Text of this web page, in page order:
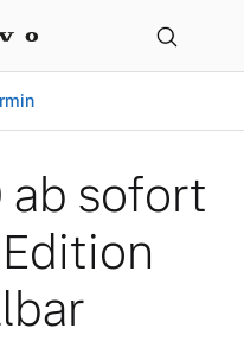
sofort
ab sofort